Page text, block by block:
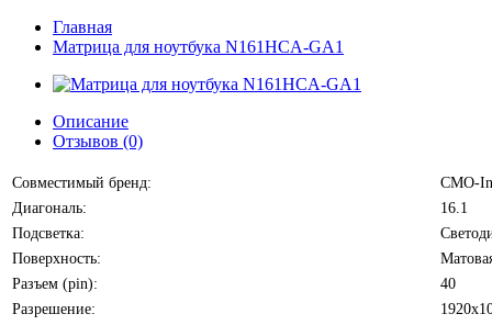
Главная
Матрица для ноутбука N161HCA-GA1
Описание
Отзывов (0)
Совместимый бренд:
CMO-
Диагональ:
16.1
Подсветка:
Поверхность:
Разъем (pin):
40
Разрешение: